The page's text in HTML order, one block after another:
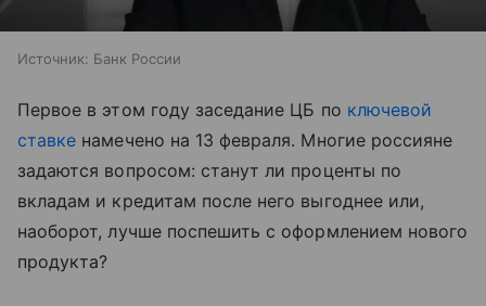
Источник: Банк России
Первое в этом году заседание ЦБ по ключевой
ставке намечено на 13 февраля. Многие россияне
задаются вопросом: станут ли проценты по
вкладам и кредитам после него выгоднее или,
наоборот, лучше поспешить с оформлением нового
продукта?